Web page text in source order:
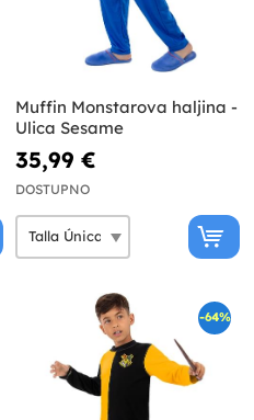
Muffin Monstarova haljina -
Ulica Sesame
35,99 €
DOSTUPNO
-64%